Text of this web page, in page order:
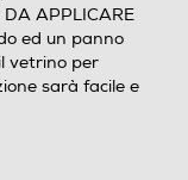
APPLICARE
ed un panno
vetrino per
sarà facile e